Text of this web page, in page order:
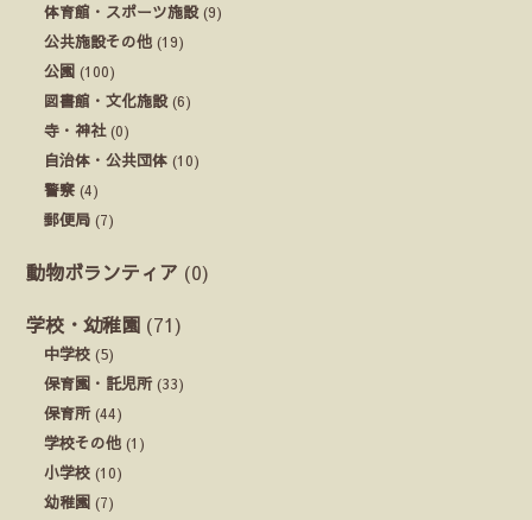
体育館・スポーツ施設(9)
公共施設その他 (19)
公園 (100)
図書館・文化施設(6)
寺・神社(0)
自治体・公共団体 (10)
警察 (4)
郵便局 (7)
動物ボランティア (0)
学校・幼稚園 (71)
中学校 (5)
保育園・託児所(33)
保育所(44)
学校その他 (1)
小学校 (10)
幼稚園 (7)